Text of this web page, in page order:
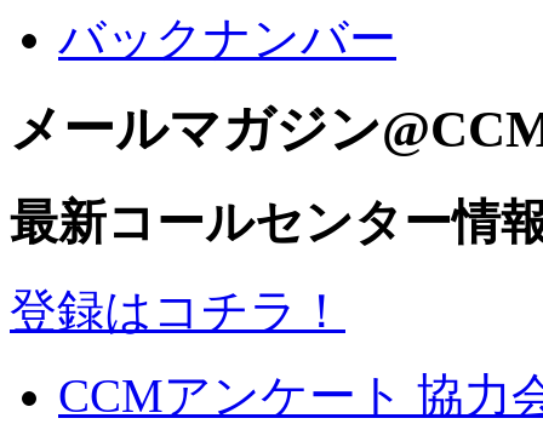
バックナンバー
メールマガジン
最新コールセンター情
登録はコチラ！
CCMアンケート 協力